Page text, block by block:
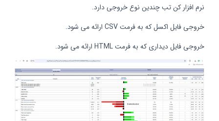
نرم افزار کن تب چندین نوع خروجی دارد.
خروجی فایل اکسل که به فرمت CSV ارائه می شود.
خروجی فایل دیداری که به فرمت HTML ارائه می شود.